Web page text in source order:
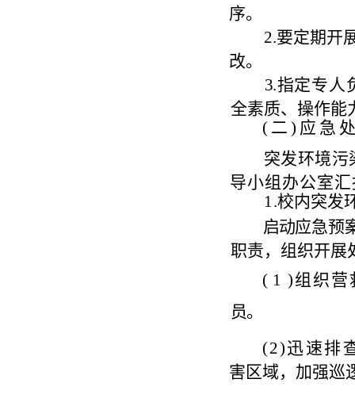
序。
2.要定期开
改。
3.指定专人
全素质、操作能
( 二 ) 应急
突发环境污
导小组办公室
1.校内突发
启动应急预
职责，组织开展
( 1 )组织营
员。
(2)迅速排
害区域，加强巡